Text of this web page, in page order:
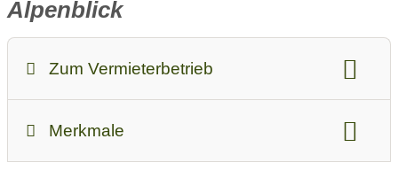
Alpenblick
Zum Vermieterbetrieb
Merkmale